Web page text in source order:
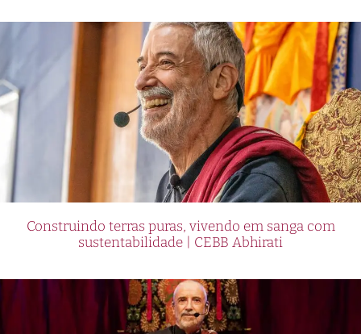
Construindo terras puras, vivendo em sanga com
sustentabilidade | CEBB Abhirati